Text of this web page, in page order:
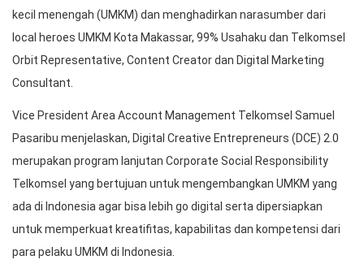
kecil menengah (UMKM) dan menghadirkan narasumber dari
local heroes UMKM Kota Makassar, 99% Usahaku dan Telkomsel
Orbit Representative, Content Creator dan Digital Marketing
Consultant.
Vice President Area Account Management Telkomsel Samuel
Pasaribu menjelaskan, Digital Creative Entrepreneurs (DCE) 2.0
merupakan program lanjutan Corporate Social Responsibility
Telkomsel yang bertujuan untuk mengembangkan UMKM yang
ada di Indonesia agar bisa lebih go digital serta dipersiapkan
untuk memperkuat kreatifitas, kapabilitas dan kompetensi dari
para pelaku UMKM di Indonesia.